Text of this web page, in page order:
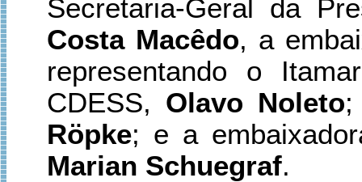
Secretaria-Geral da
Costa Macêdo, a
representando o
CDESS, Olavo Noleto;
Röpke; e a
Marian Schuegraf.